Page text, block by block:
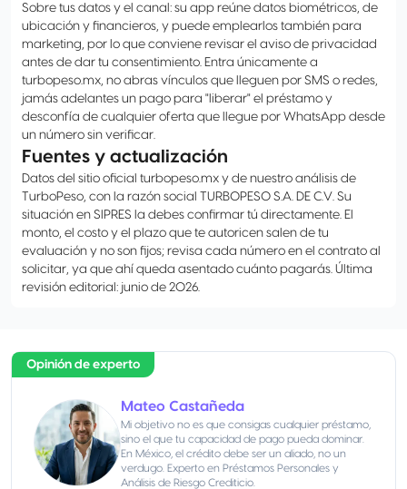
Sobre tus datos y el canal: su app reúne datos biométricos, de
ubicación y financieros, y puede emplearlos también para
marketing, por lo que conviene revisar el aviso de privacidad
antes de dar tu consentimiento. Entra únicamente a
turbopeso.mx, no abras vínculos que lleguen por SMS o redes,
jamás adelantes un pago para "liberar" el préstamo y
desconfía de cualquier oferta que llegue por WhatsApp desde
un número sin verificar.
Fuentes y actualización
Datos del sitio oficial turbopeso.mx y de nuestro análisis de
TurboPeso, con la razón social TURBOPESO S.A. DE C.V. Su
situación en SIPRES la debes confirmar tú directamente. El
monto, el costo y el plazo que te autoricen salen de tu
evaluación y no son fijos; revisa cada número en el contrato al
solicitar, ya que ahí queda asentado cuánto pagarás. Última
revisión editorial: junio de 2026.
Opinión de experto
Mateo Castañeda
Mi objetivo no es que consigas cualquier préstamo,
sino el que tu capacidad de pago pueda dominar.
En México, el crédito debe ser un aliado, no un
verdugo. Experto en Préstamos Personales y
Análisis de Riesgo Crediticio.